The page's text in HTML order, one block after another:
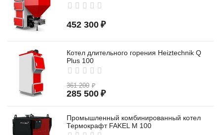
452 300 ₽
Котел длительного горения Heiztechnik Q
Plus 100
361 200 ₽
285 500 ₽
Промышленный комбинированный котел
Термокрафт FAKEL M 100